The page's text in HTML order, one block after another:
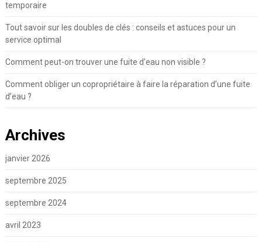
temporaire
Tout savoir sur les doubles de clés : conseils et astuces pour un
service optimal
Comment peut-on trouver une fuite d’eau non visible ?
Comment obliger un copropriétaire à faire la réparation d’une fuite
d’eau ?
Archives
janvier 2026
septembre 2025
septembre 2024
avril 2023